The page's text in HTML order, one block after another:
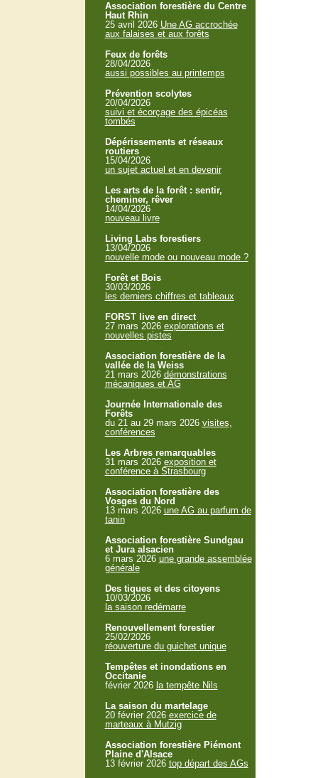
Association forestière du Centre
Haut Rhin
25 avril 2026 Une AG accrochée
aux falaises et aux forêts
Feux de forêts
28/04/2026
aussi possibles au printemps
Prévention scolytes
20/04/2026
suivi et écorçage des épicéas
tombés
Dépérissements et réseaux
routiers
15/04/2026
un sujet actuel et en devenir
Les arts de la forêt : sentir,
cheminer, rêver
14/04/2026
nouveau livre
Living Labs forestiers
13/04/2026
nouvelle mode ou nouveau mode ?
Forêt et Bois
30/03/2026
les derniers chiffres et tableaux
FORST live en direct
27 mars 2026 explorations et
nouvelles pistes
Association forestière de la
vallée de la Weiss
21 mars 2026 démonstrations
mécaniques et AG
Journée Internationale des
Forêts
du 21 au 29 mars 2026 visites,
conférences
Les Arbres remarquables
31 mars 2026 exposition et
conférence à Strasbourg
Association forestière des
Vosges du Nord
13 mars 2026 une AG au parfum de
tanin
Association forestière Sundgau
et Jura alsacien
6 mars 2026 une grande assemblée
générale
Des tiques et des citoyens
10/03/2026
la saison redémarre
Renouvellement forestier
25/02/2026
réouverture du guichet unique
Tempêtes et inondations en
Occitanie
février 2026 la tempête Nils
La saison du martelage
20 février 2026 exercice de
marteaux à Mutzig
Association forestière Piémont
Plaine d'Alsace
13 février 2026 top départ des AGs